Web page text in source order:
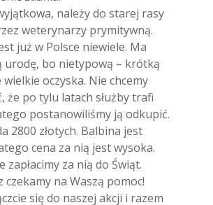
należy do starej rasy
weterynarzy prymitywną.
już w Polsce niewiele. Ma
urodę, bo nietypową – krótką
oczyska. Nie chcemy
że po tylu latach służby trafi
postanowiliśmy ją odkupić.
2800 złotych. Balbina jest
cena za nią jest wysoka.
zapłacimy za nią do Świąt.
na Waszą pomoc!
się do naszej akcji i razem